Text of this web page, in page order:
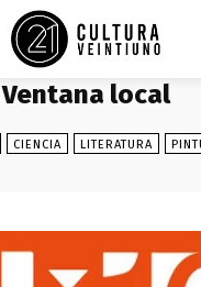
Ventana local
CIENCIA LITERATURA